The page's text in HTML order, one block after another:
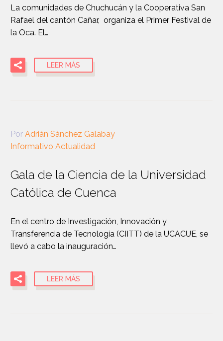
La comunidades de Chuchucán y la Cooperativa San
Rafael del cantón Cañar, organiza el Primer Festival de
la Oca. El…
LEER MÁS
Por Adrián Sánchez Galabay
Informativo Actualidad
Gala de la Ciencia de la Universidad
Católica de Cuenca
En el centro de Investigación, Innovación y
Transferencia de Tecnología (CIITT) de la UCACUE, se
llevó a cabo la inauguración…
LEER MÁS